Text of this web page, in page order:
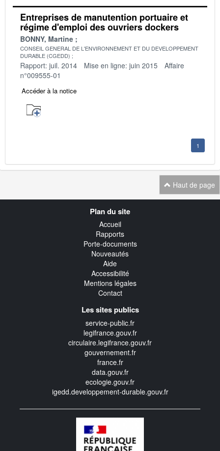
Entreprises de manutention portuaire et
régime d'emploi des ouvriers dockers
BONNY, Martine
CONSEIL GENERAL DE L'ENVIRONNEMENT ET DU DEVELOPPEMENT
DURABLE (CGEDD)
Rapport: juil. 2014 Mise en ligne: juin 2015
Affaire
n°009555-01
Accéder à la notice
1
Haut de page
Plan du site
Accueil
Rapports
Porte-documents
Nouveautés
Aide
Accessibilité
Mentions légales
Contact
Les sites publics
service-public.fr
legifrance.gouv.fr
circulaire.legifrance.gouv.fr
gouvernement.fr
france.fr
data.gouv.fr
ecologie.gouv.fr
igedd.developpement-durable.gouv.fr